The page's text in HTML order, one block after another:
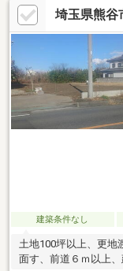
埼玉県熊谷
建築条件なし
土地100坪以上、更地
面す、前道６ｍ以上